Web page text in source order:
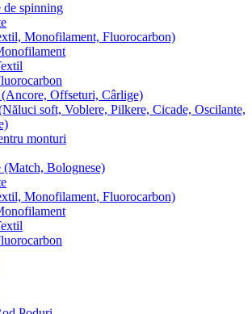
de spinning
Monofilament, Fluorocarbon)
Offseturi, Cârlige)
soft, Voblere, Pilkere, Cicade, Oscilante,
monturi
(Match, Bolognese)
Monofilament, Fluorocarbon)